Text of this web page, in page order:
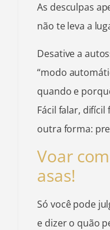
As desculpas
não te leva a
Desative a
“modo
quando e
Fácil falar, difícil
outra forma:
Voar
asas!
Só você pode
e dizer o quão